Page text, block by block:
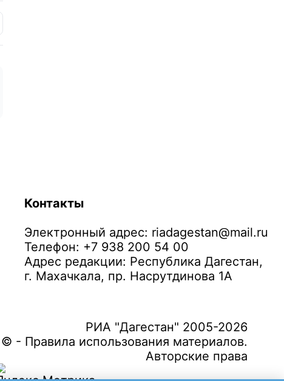
Контакты
Электронный адрес: riadagestan@mail.ru
Телефон: +7 938 200 54 00
Адрес редакции: Республика Дагестан,
г. Махачкала, пр. Насрутдинова 1А
РИА "Дагестан" 2005-2026
© - Правила использования материалов.
Авторские права